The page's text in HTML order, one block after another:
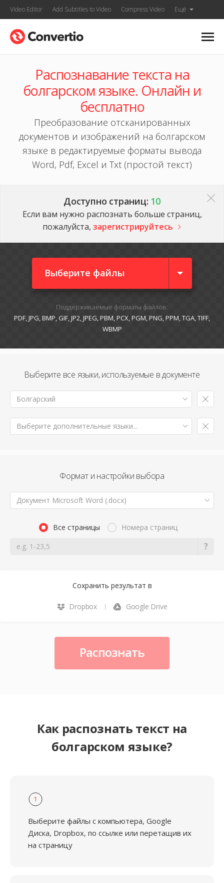
Video Editor Add Subtitles to Video Compress Video Ещё
Распознавание текста на
болгарском языке. Онлайн и
бесплатно
Преобразование отсканированных
документов и изображений на болгарском
языке в редактируемые форматы вывода
Word, Pdf, Excel и Txt (простой текст)
Доступно страниц: 10
Если вам нужно распознать больше страниц,
пожалуйста, зарегистрируйтесь
Выберите файлы
Поддерживаемые форматы файлов:
PDF, JPG, BMP, GIF, JP2, JPEG, PBM, PCX, PGM, PNG, PPM, TGA, TIFF,
WBMP
Выберите все языки, используемые в документе
Болгарский
Выберите дополнительные языки...
Формат и настройки выбора
Документ Microsoft Word (.docx)
Все страницы Номера страниц
Сохранить результат в
Dropbox Google Drive
Распознать
Как распознать текст на
болгарском языке?
1
Выберите файлы с компьютера, Google
Диска, Dropbox, по ссылке или перетащив их
на страницу